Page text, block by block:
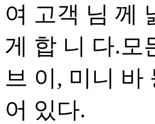
여 고객 님 께
게 합 니 다.모
브 이, 미니 바
어 있다.